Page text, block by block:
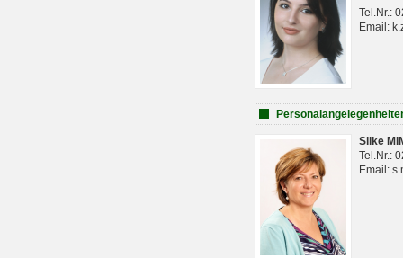
Tel.Nr.:
Email:
Silke
Tel.Nr.:
Email: